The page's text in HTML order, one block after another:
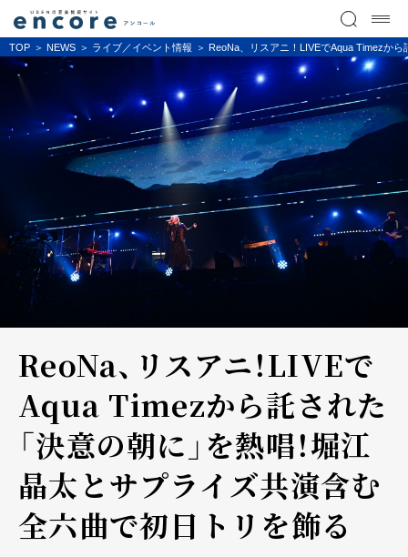
TOP NEWS ライブ／イベント情報 ReoNa、リスアニ！LIVEでAqua Timezか
ReoNa、リスアニ！LIVEで
Aqua Timezから託された
「決意の朝に」を熱唱！堀江
晶太とサプライズ共演含む
全六曲で初日トリを飾る